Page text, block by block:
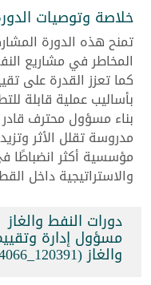
خلاصة وتوصيات
تمنح هذه الدورة
المخاطر في مشاريع
كما تعزز القدرة على
بأساليب عملية قابلة
بناء مسؤول محترف قادر
مدروسة تقلل الأثر
مؤسسية أكثر انضباطًا
والاستراتيجية داخل
دورات النفط والغاز
مسؤول إدارة
والغاز (120391_174066)